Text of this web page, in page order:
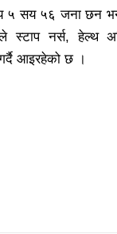
५ सय ५६ जना छन
नर्स, हेल्थ
आइरहेको छ ।